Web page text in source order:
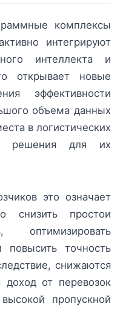
комплексы
интегрируют
интеллекта и
открывает новые
эффективности
объема данных
в логистических
решения для их
это означает
снизить простои
оптимизировать
повысить точность
снижаются
от перевозок
пропускной